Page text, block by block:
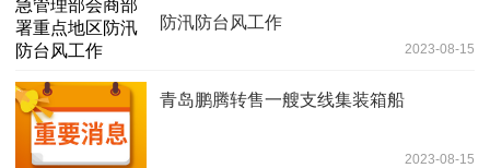
防汛防台风工作
2023-08-15
青岛鹏腾转售一艘支线集装箱船
2023-08-15